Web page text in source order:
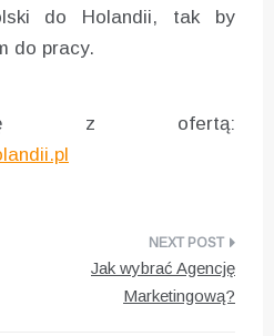
do Holandii, tak by
do pracy.
się z ofertą:
Jak wybrać Agencję
Marketingową?